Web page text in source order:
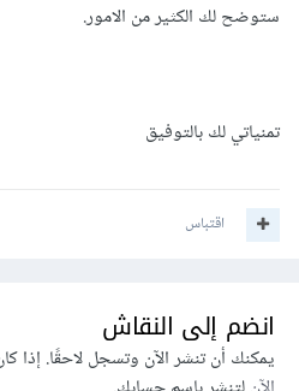
ستوضح لك الكثير من الامور.
تمنياتي لك بالتوفيق
اقتباس
انضم إلى النقاش
يمكنك أن تنشر الآن وتسجل لاحقًا. إذا